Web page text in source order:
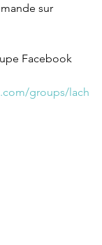
sur
Facebook
groups/lach